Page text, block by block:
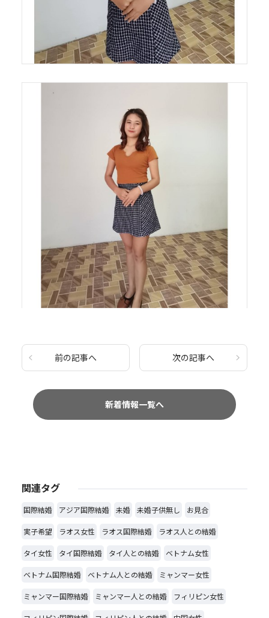
前の記事へ 次の記事へ
新着情報一覧へ
関連タグ
国際結婚 アジア国際結婚 未婚 未婚子供無し お見合
実子希望 ラオス女性 ラオス国際結婚 ラオス人との結婚
タイ女性 タイ国際結婚 タイ人との結婚 ベトナム女性
ベトナム国際結婚 ベトナム人との結婚 ミャンマー女性
ミャンマー国際結婚 ミャンマー人との結婚 フィリピン女性